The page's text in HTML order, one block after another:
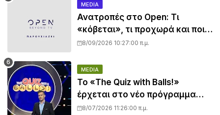
MEDIA
Ανατροπές στο Open: Τι
«κόβεται», τι προχωρά και ποια
εκπομπή μπαίνει στον πάγο
8/09/2026 10:27:00 π.μ.
MEDIA
Το «The Quiz with Balls!»
έρχεται στο νέο πρόγραμμα
του ΣΚΑΪ
8/07/2026 11:26:00 π.μ.